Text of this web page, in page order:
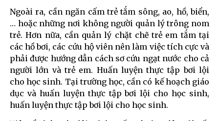
Ngoài ra, cần ngăn cấm trẻ tắm sông, ao, hồ, biển,
… hoặc những nơi không người quản lý trông nom
trẻ. Hơn nữa, cần quản lý chặt chẽ trẻ em tắm tại
các hồ bơi, các cứu hộ viên nên làm việc tích cực và
phải được hướng dẫn cách sơ cứu ngạt nước cho cả
người lớn và trẻ em. Huấn luyện thực tập bơi lội
cho học sinh. Tại trường học, cần có kế hoạch giáo
dục và huấn luyện thực tập bơi lội cho học sinh,
huấn luyện thực tập bơi lội cho học sinh.